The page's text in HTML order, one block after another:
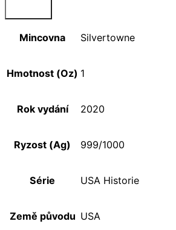
Mincovna Silvertowne
Hmotnost (Oz) 1
Rok vydání 2020
Ryzost (Ag) 999/1000
Série USA Historie
Země původu USA